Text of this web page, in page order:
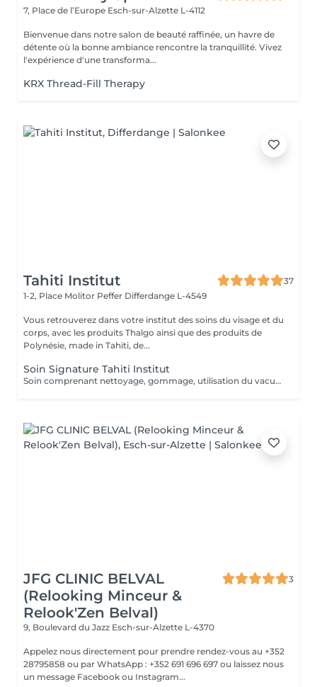
7, Place de l’Europe Esch-sur-Alzette L-4112
Bienvenue dans notre salon de beauté raffinée, un havre de
détente où la bonne ambiance rencontre la tranquillité. Vivez
l'expérience d'une transforma...
KRX Thread-Fill Therapy
Tahiti Institut
37
1-2, Place Molitor Peffer Differdange L-4549
Vous retrouverez dans votre institut des soins du visage et du
corps, avec les produits Thalgo ainsi que des produits de
Polynésie, made in Tahiti, de...
Soin Signature Tahiti Institut
Soin comprenant nettoyage, gommage, utilisation du vacuum, modelage à l'huile de coco, masque spécifique anti-âge, fils de soie de collagène et sérum aux feuilles d'or, luminothérapie esthétique.
JFG CLINIC BELVAL
(Relooking Minceur &
Relook'Zen Belval)
3
9, Boulevard du Jazz Esch-sur-Alzette L-4370
Appelez nous directement pour prendre rendez-vous au +352
28795858 ou par WhatsApp : +352 691 696 697 ou laissez nous
un message Facebook ou Instagram...